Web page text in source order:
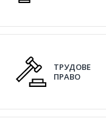
ТРУДОВЕ
ПРАВО